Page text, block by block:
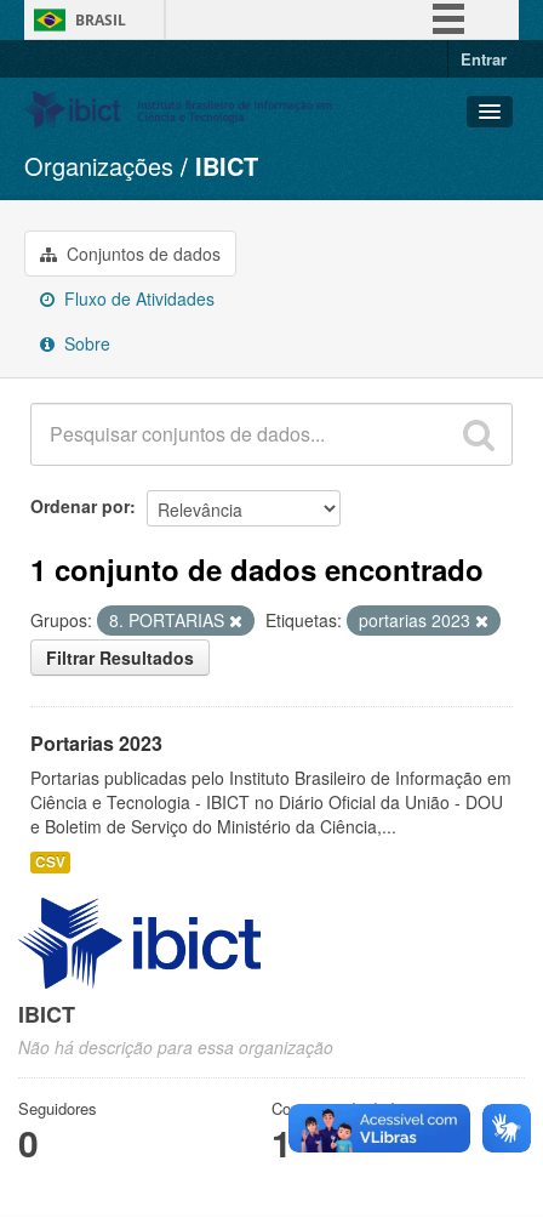
BRASIL
Entrar
Conjuntos de dados
Organizações
Grupos
Sobre
Organizações IBICT
Conjuntos de dados
Fluxo de Atividades
Sobre
Ordenar por
1 conjunto de dados encontrado
Grupos: 8. PORTARIAS Etiquetas:
portarias 2023
Filtrar Resultados
Portarias 2023
Portarias publicadas pelo Instituto Brasileiro de Informação em
Ciência e Tecnologia - IBICT no Diário Oficial da União - DOU
e Boletim de Serviço do Ministério da Ciência,...
CSV
IBICT
Não há descrição para essa organização
Seguidores
0
Conjuntos de dados
1